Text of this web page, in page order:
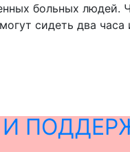
больных людей.
сидеть два часа